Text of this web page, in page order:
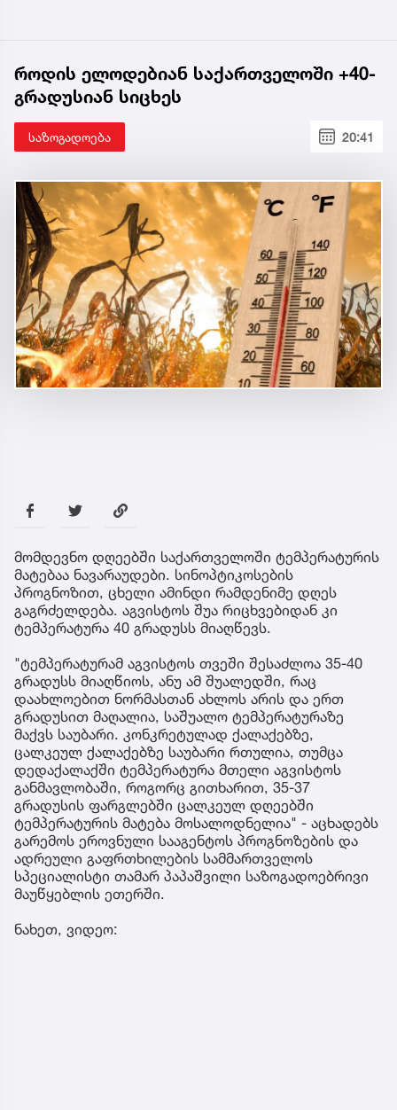
როდის ელოდებიან საქართველოში +40-
გრადუსიან სიცხეს
საზოგადოება 20:41
მომდევნო დღეებში საქართველოში ტემპერატურის
მატებაა ნავარაუდები. სინოპტიკოსების
პროგნოზით, ცხელი ამინდი რამდენიმე დღეს
გაგრძელდება. აგვისტოს შუა რიცხვებიდან კი
ტემპერატურა 40 გრადუსს მიაღწევს.
"ტემპერატურამ აგვისტოს თვეში შესაძლოა 35-40
გრადუსს მიაღწიოს, ანუ ამ შუალედში, რაც
დაახლოებით ნორმასთან ახლოს არის და ერთ
გრადუსით მაღალია, საშუალო ტემპერატურაზე
მაქვს საუბარი. კონკრეტულად ქალაქებზე,
ცალკეულ ქალაქებზე საუბარი რთულია, თუმცა
დედაქალაქში ტემპერატურა მთელი აგვისტოს
განმავლობაში, როგორც გითხარით, 35-37
გრადუსის ფარგლებში ცალკეულ დღეებში
ტემპერატურის მატება მოსალოდნელია" - აცხადებს
გარემოს ეროვნული სააგენტოს პროგნოზების და
ადრეული გაფრთხილების სამმართველოს
სპეციალისტი თამარ პაპაშვილი საზოგადოებრივი
მაუწყებლის ეთერში.
ნახეთ, ვიდეო: